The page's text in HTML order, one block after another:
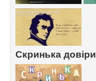
Скринька довіри